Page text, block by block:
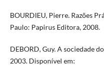
BOURDIEU, Pierre. Razões
Paulo: Papirus Editora, 2008.
DEBORD, Guy. A sociedade
2003. Disponível em: